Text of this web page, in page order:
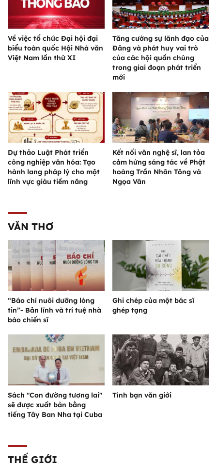
Về việc tổ chức Đại hội đại
biểu toàn quốc Hội Nhà văn
Việt Nam lần thứ XI
Tăng cường sự lãnh đạo của
Đảng và phát huy vai trò
của các hội quần chúng
trong giai đoạn phát triển
mới
Dự thảo Luật Phát triển
công nghiệp văn hóa: Tạo
hành lang pháp lý cho một
lĩnh vực giàu tiềm năng
Kết nối văn nghệ sĩ, lan tỏa
cảm hứng sáng tác về Phật
hoàng Trần Nhân Tông và
Ngọa Vân
VĂN THƠ
“Báo chí nuôi dưỡng lòng
tin”- Bản lĩnh và trí tuệ nhà
báo chiến sĩ
Ghi chép của một bác sĩ
ghép tạng
Sách "Con đường tương lai"
sẽ được xuất bản bằng
tiếng Tây Ban Nha tại Cuba
Tình bạn văn giới
THẾ GIỚI